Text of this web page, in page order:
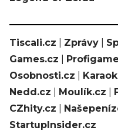
Tiscali.cz Zprávy
Games.cz
Osobnosti.cz
Nedd.cz
Moulík.cz
CZhity.cz
StartupInsider.cz